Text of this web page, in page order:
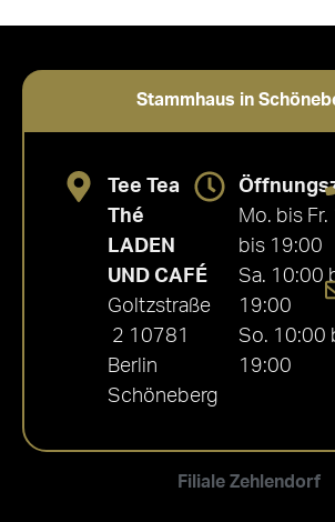
5.00
Stammhaus in
Filiale Zehlendorf
Tee Tea
Thé
LADEN
UND CAFÉ
Goltzstraße
2 10781
Berlin
Schöneberg
Mo. bis
bis 19:00
Sa. 10:00
19:00
So. 10:00
19:00